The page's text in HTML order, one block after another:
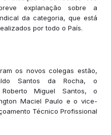
explanação sobre a
da categoria, que está
por todo o País.
os novos colegas estão,
Santos da Rocha, o
Miguel Santos, o
Maciel Paulo e o vice-
Técnico Profissional